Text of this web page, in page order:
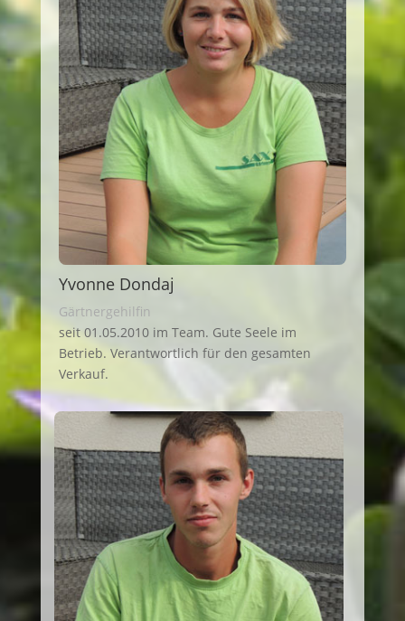
Yvonne Dondaj
Gärtnergehilfin
seit 01.05.2010 im Team. Gute Seele im
Betrieb. Verantwortlich für den gesamten
Verkauf.